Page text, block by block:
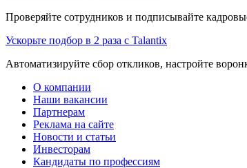
Проверяйте сотрудников и подписывайте
Ускорьте подбор в 2 раза с Talantix
Автоматизируйте сбор откликов, настройте
О компании
Наши вакансии
Партнерам
Реклама на сайте
Новости и статьи
Инвесторам
Кандидаты по профессиям